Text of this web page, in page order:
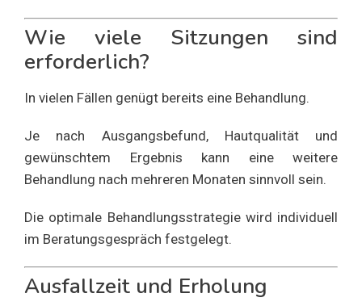
Wie viele Sitzungen sind
erforderlich?
In vielen Fällen genügt bereits eine Behandlung.
Je nach Ausgangsbefund, Hautqualität und
gewünschtem Ergebnis kann eine weitere
Behandlung nach mehreren Monaten sinnvoll sein.
Die optimale Behandlungsstrategie wird individuell
im Beratungsgespräch festgelegt.
Ausfallzeit und Erholung